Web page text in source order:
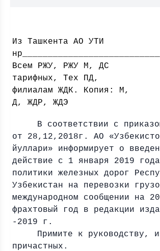
Из Ташкента АО УТИ
нр
Всем РЖУ, РЖУ М, ДС
тарифных, Тех ПД,
филиалам ЖДК. Копия: М,
Д, ЖДР, ЖДЭ
В соответствии с
от 28,12,2018г. АО
йуллари» информирует о
действие с 1 января 2019
политики железных дорог
Узбекистан на перевозки
международном сообщении на
фрахтовый год в редакции
-2019 г.
Примите к руководству,
причастных.